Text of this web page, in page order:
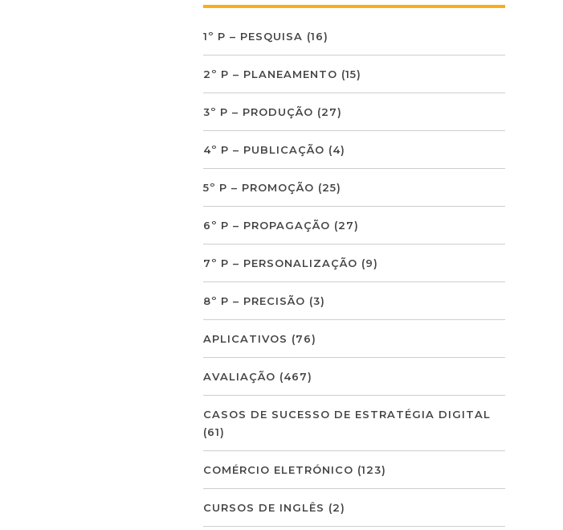
1º P – PESQUISA (16)
2º P – PLANEAMENTO (15)
3º P – PRODUÇÃO (27)
4º P – PUBLICAÇÃO (4)
5º P – PROMOÇÃO (25)
6º P – PROPAGAÇÃO (27)
7º P – PERSONALIZAÇÃO (9)
8º P – PRECISÃO (3)
APLICATIVOS (76)
AVALIAÇÃO (467)
CASOS DE SUCESSO DE ESTRATÉGIA DIGITAL
(61)
COMÉRCIO ELETRÓNICO (123)
CURSOS DE INGLÊS (2)